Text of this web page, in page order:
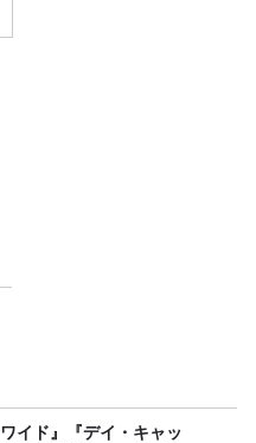
ワイド』『デイ・キャッ